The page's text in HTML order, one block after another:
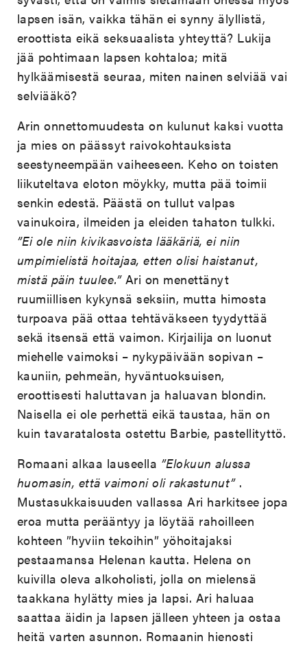
lapsen isän, vaikka tähän ei synny älyllistä,
eroottista eikä seksuaalista yhteyttä? Lukija
jää pohtimaan lapsen kohtaloa; mitä
hylkäämisestä seuraa, miten nainen selviää vai
selviääkö?
Arin onnettomuudesta on kulunut kaksi vuotta
ja mies on päässyt raivokohtauksista
seestyneempään vaiheeseen. Keho on toisten
liikuteltava eloton möykky, mutta pää toimii
senkin edestä. Päästä on tullut valpas
vainukoira, ilmeiden ja eleiden tahaton tulkki.
”Ei ole niin kivikasvoista lääkäriä, ei niin
umpimielistä hoitajaa, etten olisi haistanut,
mistä päin tuulee.”Ari on menettänyt
ruumiillisen kykynsä seksiin, mutta himosta
turpoava pää ottaa tehtäväkseen tyydyttää
sekä itsensä että vaimon. Kirjailija on luonut
miehelle vaimoksi – nykypäivään sopivan –
kauniin, pehmeän, hyväntuoksuisen,
eroottisesti haluttavan ja haluavan blondin.
Naisella ei ole perhettä eikä taustaa, hän on
kuin tavaratalosta ostettu Barbie, pastellityttö.
Romaani alkaa lauseella ”Elokuun alussa
huomasin, että vaimoni oli rakastunut”.
Mustasukkaisuuden vallassa Ari harkitsee jopa
eroa mutta perääntyy ja löytää rahoilleen
kohteen ”hyviin tekoihin” yöhoitajaksi
pestaamansa Helenan kautta. Helena on
kuivilla oleva alkoholisti, jolla on mielensä
taakkana hylätty mies ja lapsi. Ari haluaa
saattaa äidin ja lapsen jälleen yhteen ja ostaa
heitä varten asunnon. Romaanin hienosti